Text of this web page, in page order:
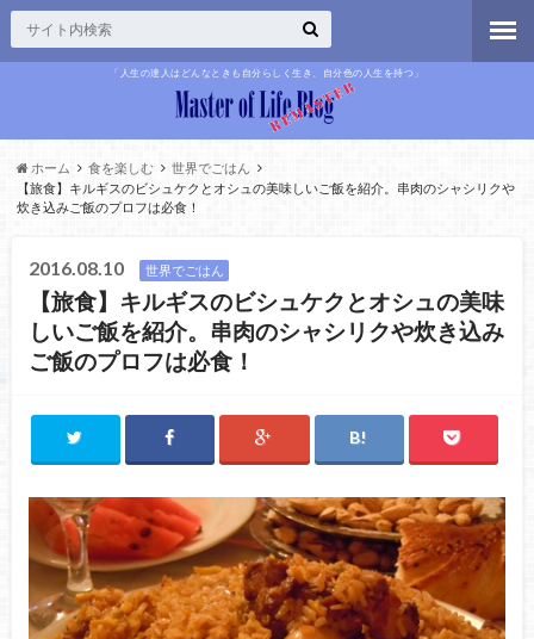
「人生の達人はどんなときも自分らしく生き、自分色の人生を持つ」
ホーム 食を楽しむ
世界でごはん
【旅食】キルギスのビシュケクとオシュの美味しいご飯を紹介。串肉のシャシリクや
炊き込みご飯のプロフは必食！
2016.08.10 世界でごはん
【旅食】キルギスのビシュケクとオシュの美味
しいご飯を紹介。串肉のシャシリクや炊き込み
ご飯のプロフは必食！